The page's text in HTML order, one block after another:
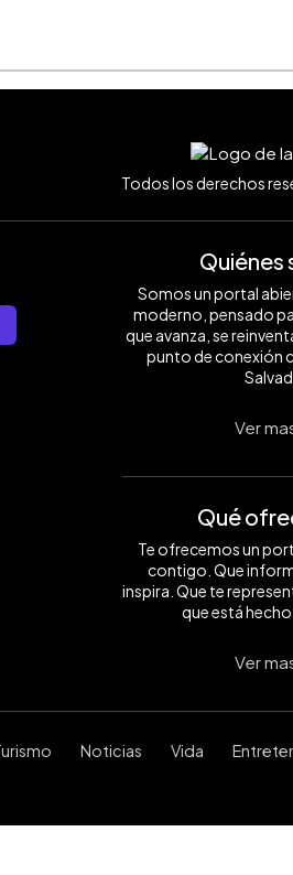
Todos los derechos
Quiénes
Somos un portal
moderno, pensado
que avanza, se
punto de conexión
Ver
Qué
Te ofrecemos un
contigo. Que
inspira. Que te
que está hecho
Ver
Noticias Vida